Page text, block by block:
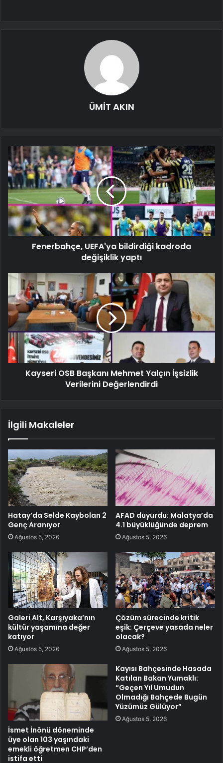
ÜMİT AKIN
Fenerbahçe, UEFA'ya bildirdiği kadroda
değişiklik yaptı
Kayseri OSB Başkanı Mehmet Yalçın İşsizlik
Verilerini Değerlendirdi
İlgili Makaleler
Hatay’da Selde Kaybolan 2
Genç Aranıyor
Ağustos 5, 2026
AFAD duyurdu: Malatya’da
4.1 büyüklüğünde deprem
Ağustos 5, 2026
Galeri Alt, Karşıyaka’nın
kültür yaşamına değer
katıyor
Ağustos 5, 2026
Çözüm sürecinde kritik
eşik: Çerçeve yasada neler
olacak?
Ağustos 5, 2026
İsmet İnönü döneminde
üye olan 103 yaşındaki
emekli öğretmen CHP’den
istifa etti
Kayısı Bahçesinde Hasada
Katılan Bakan Yumaklı:
“Geçen Yıl Umudun
Olmadığı Bahçede Bugün
Yüzümüz Gülüyor”
Ağustos 5, 2026